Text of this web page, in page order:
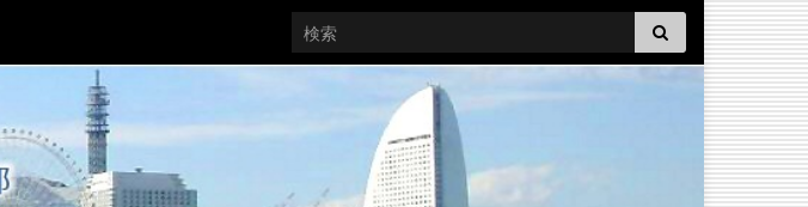
Search for: